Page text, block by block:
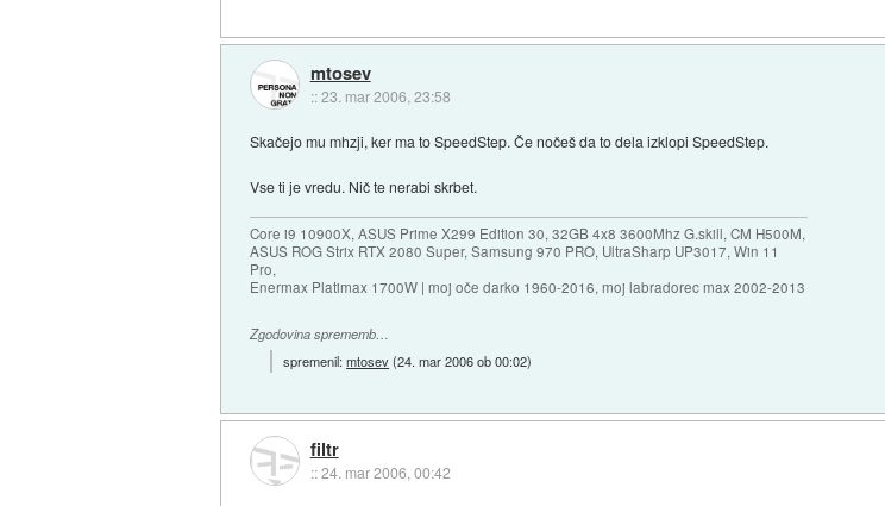
mtosev
::23. mar 2006, 23:58
Skačejo mu mhzji, ker ma to SpeedStep. Če nočeš da to dela izklopi SpeedStep.
Vse ti je vredu. Nič te nerabi skrbet.
Core i9 10900X, ASUS Prime X299 Edition 30, 32GB 4x8 3600Mhz G.skill, CM H500M,
ASUS ROG Strix RTX 2080 Super, Samsung 970 PRO, UltraSharp UP3017, Win 11
Pro,
Enermax Platimax 1700W | moj oče darko 1960-2016, moj labradorec max 2002-2013
Zgodovina sprememb…
spremenil:mtosev(24. mar 2006 ob 00:02)
filtr
::24. mar 2006, 00:42